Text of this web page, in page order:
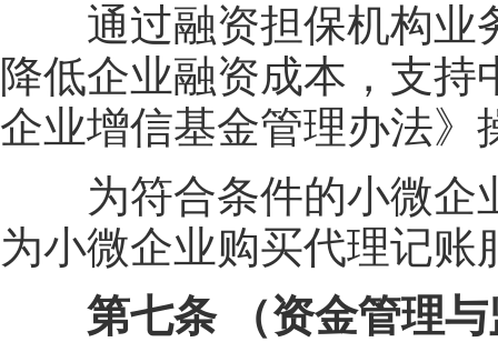
通过融资担保机构业
降低企业融资成本，支
企业增信基金管理办法》
为符合条件的小微企
为小微企业购买代理记账
第七条 （资金管理